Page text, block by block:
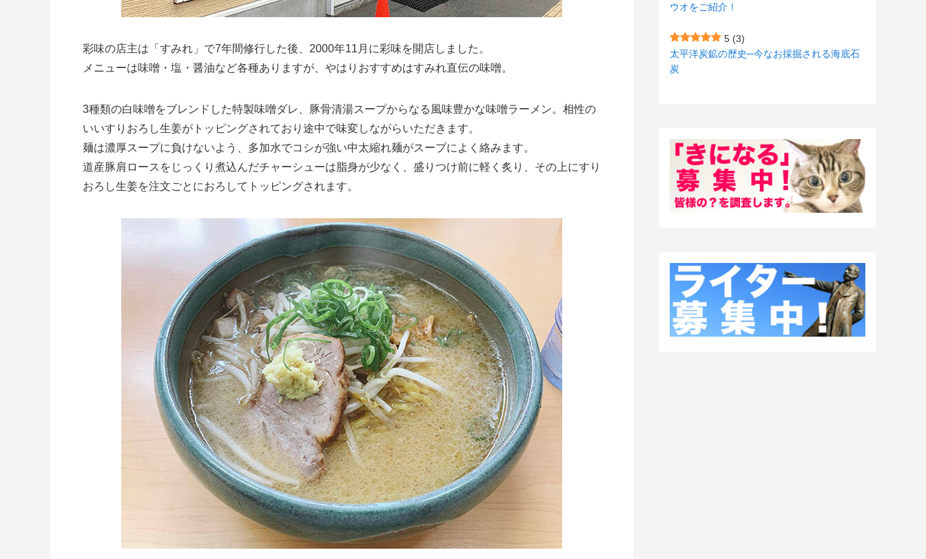
彩味の店主は「すみれ」で7年間修行した後、2000年11月に彩味を開店しました。
メニューは味噌・塩・醤油など各種ありますが、やはりおすすめはすみれ直伝の味噌。
3種類の白味噌をブレンドした特製味噌ダレ、豚骨清湯スープからなる風味豊かな味噌ラーメン。相性の
いいすりおろし生姜がトッピングされており途中で味変しながらいただきます。
麺は濃厚スープに負けないよう、多加水でコシが強い中太縮れ麺がスープによく絡みます。
道産豚肩ロースをじっくり煮込んだチャーシューは脂身が少なく、盛りつけ前に軽く炙り、その上にすり
おろし生姜を注文ごとにおろしてトッピングされます。
(52)
(3)
(2)
(1)
ウオをご紹介！
5 (3)
太平洋炭鉱の歴史─今なお採掘される海底石
炭